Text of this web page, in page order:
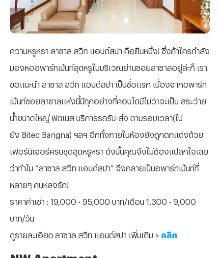
ความหรูหรา ลาซาล สวีท แอนด์สปา คือยืนหนึ่ง! ซึ่งถ้าใครกำลัง
มองหออพาร์ทเม้นท์สุดหรูในบริเวณย่านซอยลาซาลอยู่ล่ะก็ เรา
ขอแนะนำ ลาซาล สวีท แอนด์สปา เป็นชื่อแรก เนื่องจากอพาร์ท
เม้นท์ซอยลาซาลแห่งนี้มีทุกอย่างที่คอนโดมีไม่ว่าจะเป็น สระว่าย
น้ำขนาดใหญ่ ฟิตเนส บริการรถรับ-ส่ง ตามรอบเวลา(ไป
ยัง Bitec Bangna) ฯลฯ อีกทั้งภายในห้องยังถูกตกแต่งด้วย
เฟอร์นิเจอร์ครบชุดสุดหรูหรา ดังนั้นคุณจึงไม่ต้องแปลกใจเลย
ว่าทำไม “ลาซาล สวีท แอนด์สปา” จึงกลายเป็นอพาร์ทเม้นท์ที่
หลายๆ คนหลงรัก!
ราคาค่าเช่า : 19,000 - 95,000 บาท/เดือน 1,300 - 9,000
บาท/วัน
ดูรายละเอียด ลาซาล สวีท แอนด์สปา เพิ่มเติม > คลิก
NW Apartment